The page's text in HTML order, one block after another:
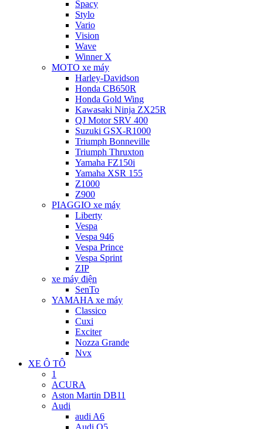
Spacy
Stylo
Vario
Vision
Wave
Winner X
MOTO xe máy
Harley-Davidson
Honda CB650R
Honda Gold Wing
Kawasaki Ninja ZX25R
QJ Motor SRV 400
Suzuki GSX-R1000
Triumph Bonneville
Triumph Thruxton
Yamaha FZ150i
Yamaha XSR 155
Z1000
Z900
PIAGGIO xe máy
Liberty
Vespa
Vespa 946
Vespa Prince
Vespa Sprint
ZIP
xe máy điện
SenTo
YAMAHA xe máy
Classico
Cuxi
Exciter
Nozza Grande
Nvx
XE Ô TÔ
1
ACURA
Aston Martin DB11
Audi
audi A6
Audi Q5